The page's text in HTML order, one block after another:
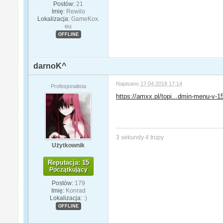
Postów: 21
Imię: Rewilo
Lokalizacja: GameKox.
eu
OFFLINE
darnoK^
Profesjonalista
Użytkownik
Reputacja: 15
Początkujący
Postów: 179
Imię: Konrad
Lokalizacja: :)
OFFLINE
Napisano 17.04.2018 17:14
https://amxx.pl/topi...dmin-menu-v-
3 sekundy 4 trupy